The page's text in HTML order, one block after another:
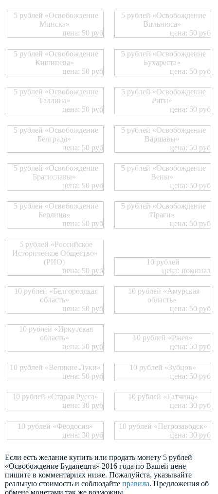
5 рублей «Освобождение
Минска»
цена: 50 руб
5 рублей «Освобождение
Вильнюса»
цена: 50 руб
5 рублей «Освобождение
Кишинева»
цена: 50 руб
5 рублей «Освобождение
Бухареста»
цена: 50 руб
5 рублей «Освобождение
Таллина»
цена: 50 руб
5 рублей «Освобождение
Риги»
цена: 50 руб
5 рублей «Освобождение
Белграда»
цена: 50 руб
5 рублей «Освобождение
Варшавы»
цена: 50 руб
5 рублей «Освобождение
Братиславы»
цена: 50 руб
5 рублей «Освобождение
Вены»
цена: 50 руб
5 рублей «Освобождение
Берлина»
цена: 50 руб
5 рублей «Освобождение
Праги»
цена: 50 руб
5 рублей «Российское
Историческое Общество»
(РИО)
цена: 50 руб
10 рублей
цена: номинал
10 рублей «Белгородская
область»
цена: 50 руб
10 рублей «Амурская
область»
цена: 50 руб
10 рублей «Иркутская
область»
цена: 50 руб
10 рублей «Ржев»
цена: 50 руб
10 рублей «Великие Луки»
цена: 50 руб
10 рублей «Зубцов»
цена: 50 руб
10 рублей «Старая Русса»
цена: 30 руб
10 рублей «Гатчина»
цена: 30 руб
10 рублей «Феодосия»
цена: 30 руб
10 рублей «Петрозаводск»
цена: 30 руб
Если есть желание купить или продать монету 5 рублей
«Освобождение Будапешта» 2016 года по Вашей цене
пишите в комментариях ниже. Пожалуйста, указывайте
реальную стоимость и соблюдайте правила. Предложения об
обмене монетами так же возможны.